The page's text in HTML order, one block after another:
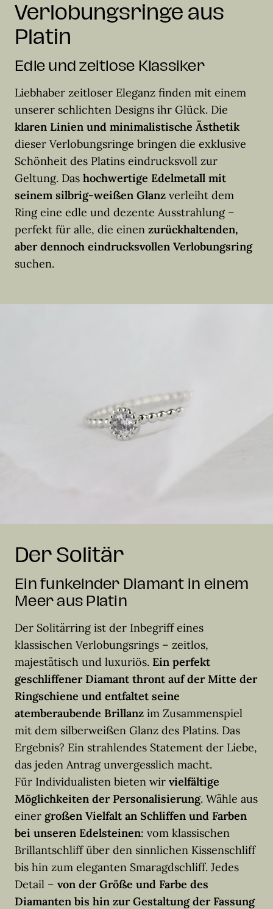
Verlobungsringe aus
Platin
Edle und zeitlose Klassiker
Liebhaber zeitloser Eleganz finden mit einem
unserer schlichten Designs ihr Glück. Die
klaren Linien und minimalistische Ästhetik
dieser Verlobungsringe bringen die exklusive
Schönheit des Platins eindrucksvoll zur
Geltung. Das hochwertige Edelmetall mit
seinem silbrig-weißen Glanz verleiht dem
Ring eine edle und dezente Ausstrahlung –
perfekt für alle, die einen zurückhaltenden,
aber dennoch eindrucksvollen Verlobungsring
suchen.
Der Solitär
Ein funkelnder Diamant in einem
Meer aus Platin
Der Solitärring ist der Inbegriff eines
klassischen Verlobungsrings – zeitlos,
majestätisch und luxuriös. Ein perfekt
geschliffener Diamant thront auf der Mitte der
Ringschiene und entfaltet seine
atemberaubende Brillanz im Zusammenspiel
mit dem silberweißen Glanz des Platins. Das
Ergebnis? Ein strahlendes Statement der Liebe,
das jeden Antrag unvergesslich macht.
Für Individualisten bieten wir vielfältige
Möglichkeiten der Personalisierung. Wähle aus
einer großen Vielfalt an Schliffen und Farben
bei unseren Edelsteinen: vom klassischen
Brillantschliff über den sinnlichen Kissenschliff
bis hin zum eleganten Smaragdschliff. Jedes
Detail – von der Größe und Farbe des
Diamanten bis hin zur Gestaltung der Fassung